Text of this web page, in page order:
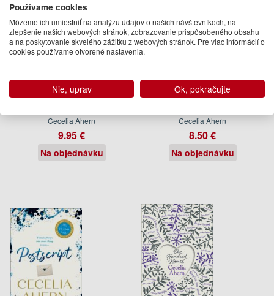
Thanks for the Memories
Cecelia Ahern
9.95 €
Na objednávku
Time of my Life
Cecelia Ahern
8.50 €
Na objednávku
Používame cookies
Môžeme ich umiestniť na analýzu údajov o našich návštevníkoch, na
zlepšenie našich webových stránok, zobrazovanie prispôsobeného obsahu
a na poskytovanie skvelého zážitku z webových stránok. Pre viac informácií o
cookies používame otvorené nastavenia.
Nie, uprav Ok, pokračujte